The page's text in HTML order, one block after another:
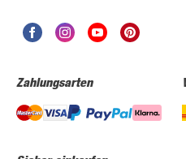
Zahlungsarten